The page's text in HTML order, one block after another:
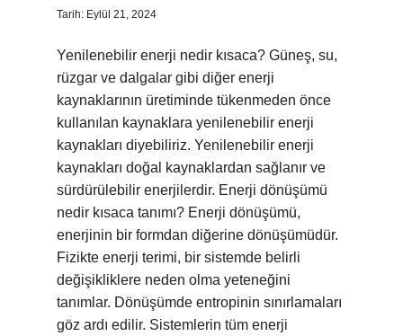
Tarih: Eylül 21, 2024
Yenilenebilir enerji nedir kısaca? Güneş, su,
rüzgar ve dalgalar gibi diğer enerji
kaynaklarının üretiminde tükenmeden önce
kullanılan kaynaklara yenilenebilir enerji
kaynakları diyebiliriz. Yenilenebilir enerji
kaynakları doğal kaynaklardan sağlanır ve
sürdürülebilir enerjilerdir. Enerji dönüşümü
nedir kısaca tanımı? Enerji dönüşümü,
enerjinin bir formdan diğerine dönüşümüdür.
Fizikte enerji terimi, bir sistemde belirli
değişikliklere neden olma yeteneğini
tanımlar. Dönüşümde entropinin sınırlamaları
göz ardı edilir. Sistemlerin tüm enerji